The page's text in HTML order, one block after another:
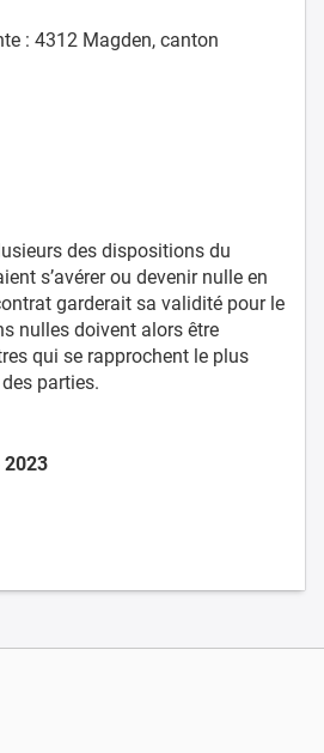
: 4312 Magden, canton
des dispositions du
s’avérer ou devenir nulle en
garderait sa validité pour le
nulles doivent alors être
qui se rapprochent le plus
parties.
2023